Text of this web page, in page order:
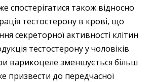
спостерігатися також відносно
тестостерону в крові, що
секреторної активності клітин
тестостерону у чоловіків
варикоцеле зменшується більш
до передчасної